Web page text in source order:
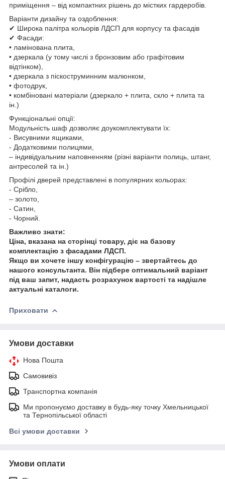
приміщення – від компактних рішень до містких гардеробів.
Варіанти дизайну та оздоблення:
✔ Широка палітра кольорів ЛДСП для корпусу та фасадів
✔ Фасади:
• ламінована плита,
• дзеркала (у тому числі з бронзовим або графітовим
відтінком),
• дзеркала з піскоструминним малюнком,
• фотодрук,
• комбіновані матеріали (дзеркало + плита, скло + плита та
ін.)
Функціональні опції:
Модульність шаф дозволяє доукомплектувати їх:
- Висувними ящиками,
- Додатковими полицями,
– індивідуальним наповненням (різні варіанти полиць, штанг,
антресолей та ін.)
Профілі дверей представлені в популярних кольорах:
- Срібло,
– золото,
- Сатин,
- Чорний.
Важливо знати:
Ціна, вказана на сторінці товару, діє на базову
комплектацію з фасадами ЛДСП.
Якщо ви хочете іншу конфігурацію – звертайтесь до
нашого консультанта. Він підбере оптимальний варіант
під ваш запит, надасть розрахунок вартості та надішле
актуальні каталоги.
Приховати
Умови доставки
Нова Пошта
Самовивіз
Транспортна компанія
Ми пропонуємо доставку в будь-яку точку Хмельницької
та Тернопільської області
Всі умови доставки
Умови оплати